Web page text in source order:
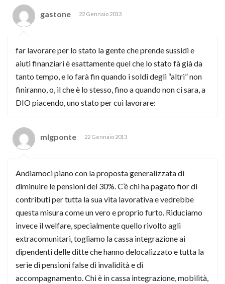
gastone 22 Gennaio 2013
far lavorare per lo stato la gente che prende sussidi e
aiuti finanziari è esattamente quel che lo stato fà già da
tanto tempo, e lo farà fin quando i soldi degli “altri” non
finiranno, o, il che è lo stesso, fino a quando non ci sara, a
DIO piacendo, uno stato per cui lavorare:
mlgponte 22 Gennaio 2013
Andiamoci piano con la proposta generalizzata di
diminuire le pensioni del 30%. C’è chi ha pagato fior di
contributi per tutta la sua vita lavorativa e vedrebbe
questa misura come un vero e proprio furto. Riduciamo
invece il welfare, specialmente quello rivolto agli
extracomunitari, togliamo la cassa integrazione ai
dipendenti delle ditte che hanno delocalizzato e tutta la
serie di pensioni false di invalidità e di
accompagnamento. Chi è in cassa integrazione, mobilità,